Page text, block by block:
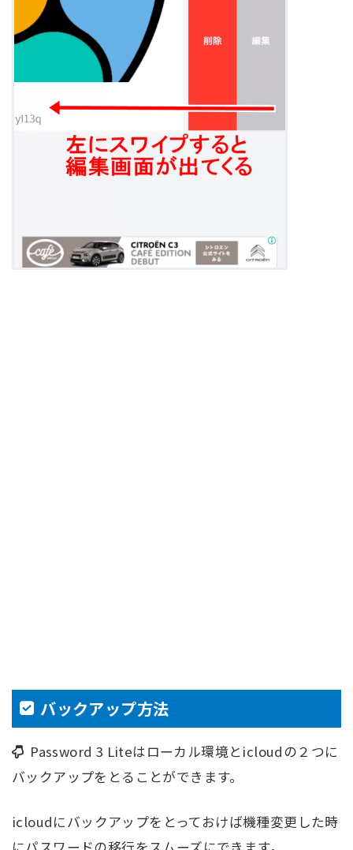
バックアップ方法
Password 3 Liteはローカル環境とicloudの２つに
バックアップをとることができます。
icloudにバックアップをとっておけば機種変更した時